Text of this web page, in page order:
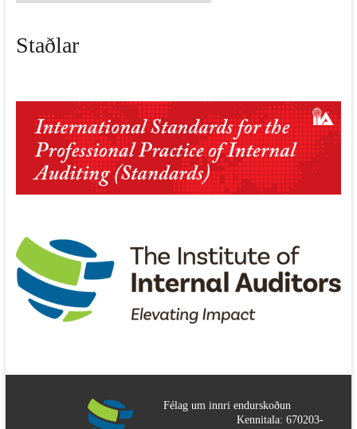
Staðlar
Félag um innri endurskoðun
Kennitala: 670203-